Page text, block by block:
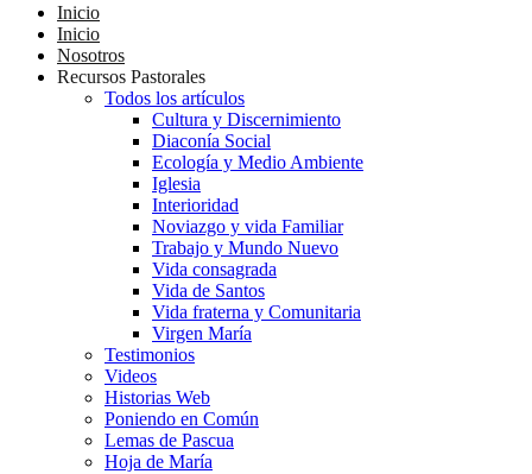
Inicio
Inicio
Nosotros
Recursos Pastorales
Todos los artículos
Cultura y Discernimiento
Diaconía Social
Ecología y Medio Ambiente
Iglesia
Interioridad
Noviazgo y vida Familiar
Trabajo y Mundo Nuevo
Vida consagrada
Vida de Santos
Vida fraterna y Comunitaria
Virgen María
Testimonios
Videos
Historias Web
Poniendo en Común
Lemas de Pascua
Hoja de María